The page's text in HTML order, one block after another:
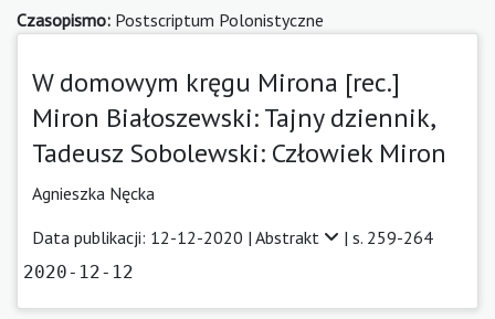
Czasopismo: Postscriptum Polonistyczne
W domowym kręgu Mirona [rec.]
Miron Białoszewski: Tajny dziennik,
Tadeusz Sobolewski: Człowiek Miron
Agnieszka Nęcka
Data publikacji: 12-12-2020 | Abstrakt | s. 259-264
2020-12-12